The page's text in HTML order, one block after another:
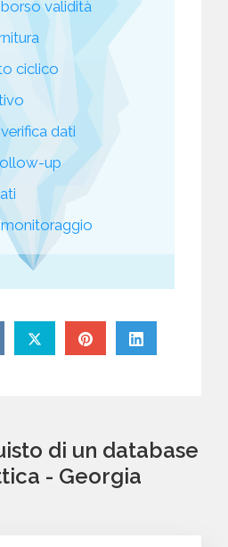
validità
ciclico
dati
up
di un database
- Georgia